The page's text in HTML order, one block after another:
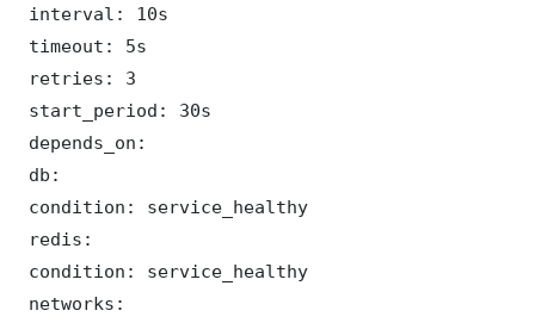
interval: 10s
timeout: 5s
retries: 3
start_period: 30s
depends_on:
db:
condition: service_healthy
redis:
condition: service_healthy
networks: